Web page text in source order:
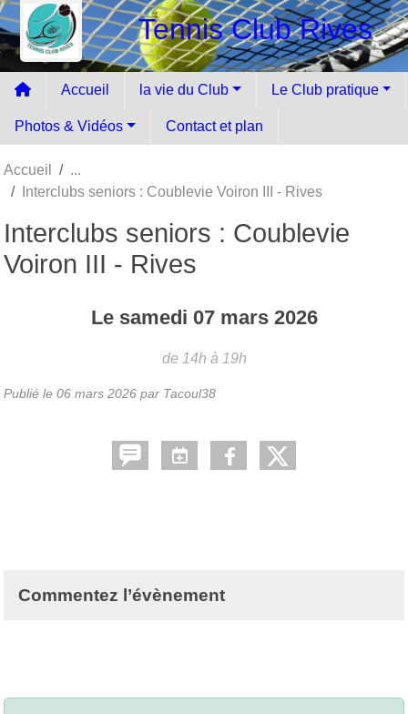
Tennis Club Rives
Accueil la vie du Club Le Club pratique
Photos & Vidéos Contact et plan
Accueil
Interclubs seniors : Coublevie Voiron III - Rives
Interclubs seniors : Coublevie
Voiron III - Rives
Le samedi 07 mars 2026
de 14h à 19h
Publié le 06 mars 2026 par Tacoul38
Commentez l’évènement
Panneau de gestion des cookies